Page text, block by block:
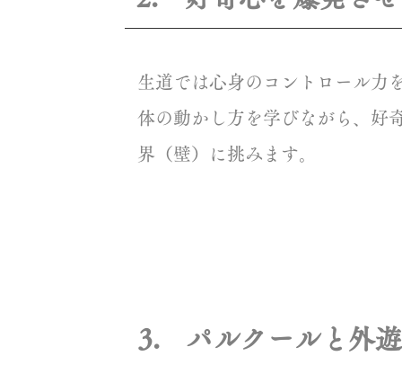
生道では心身のコントロール力
体の動かし方を学びながら、好
界（壁）に挑みます。
3. パルクールと外